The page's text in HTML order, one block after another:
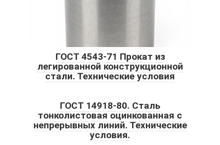
ГОСТ 4543-71 Прокат из
легированной конструкционной
стали. Технические условия
ГОСТ 14918-80. Сталь
тонколистовая оцинкованная с
непрерывных линий. Технические
условия.